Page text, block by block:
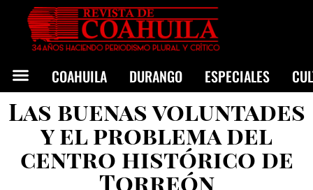
COAHUILA DURANGO ESPECIALES
Las buenas voluntades
y el problema del
centro histórico de
Torreón